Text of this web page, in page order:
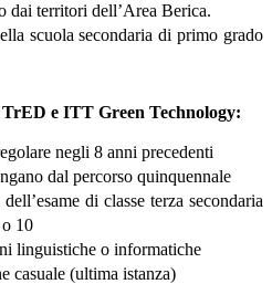
dai territori dell’Area Berica.
scuola secondaria di primo grado
e ITT Green Technology:
negli 8 anni precedenti
dal percorso quinquennale
di classe terza secondaria
10
linguistiche o informatiche
casuale (ultima istanza)